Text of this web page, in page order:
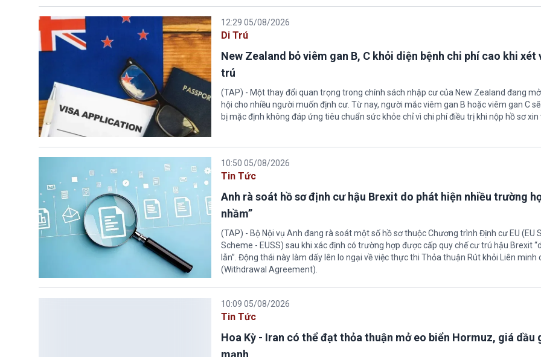
12:29 05/08/2026
Di Trú
New Zealand bỏ viêm gan B, C khỏi diện bệnh chi phí cao khi xét
trú
(TAP) - Một thay đổi quan trọng trong chính sách nhập cư của New Zealand đang
hội cho nhiều người muốn định cư. Từ nay, người mắc viêm gan B hoặc viêm gan C
bị mặc định không đáp ứng tiêu chuẩn sức khỏe chỉ vì chi phí điều trị khi nộp hồ sơ xin
10:50 05/08/2026
Tin Tức
Anh rà soát hồ sơ định cư hậu Brexit do phát hiện nhiều trường
nhầm”
(TAP) - Bộ Nội vụ Anh đang rà soát một số hồ sơ thuộc Chương trình Định cư EU (EU
Scheme - EUSS) sau khi xác định có trường hợp được cấp quy chế cư trú hậu Brexit
lẫn”. Động thái này làm dấy lên lo ngại về việc thực thi Thỏa thuận Rút khỏi Liên minh
(Withdrawal Agreement).
10:09 05/08/2026
Tin Tức
Hoa Kỳ - Iran có thể đạt thỏa thuận mở eo biển Hormuz, giá dầu
mạnh